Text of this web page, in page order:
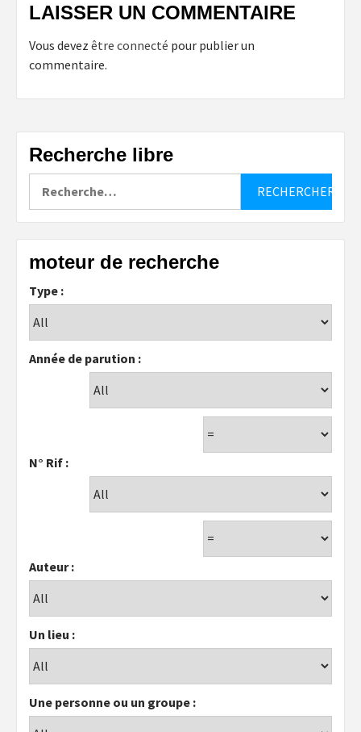
LAISSER UN COMMENTAIRE
Vous devez être connecté pour publier un
commentaire.
Recherche libre
moteur de recherche
Type :
Année de parution :
N° Rif :
Auteur :
Un lieu :
Une personne ou un groupe :